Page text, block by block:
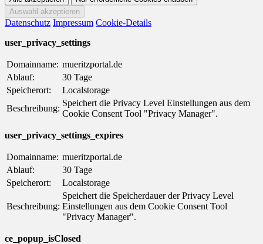
Datenschutz Impressum Cookie-Details
user_privacy_settings
Domainname: mueritzportal.de
Ablauf:
30 Tage
Speicherort:
Localstorage
Beschreibung:
Speichert die Privacy Level Einstellungen aus dem
Cookie Consent Tool "Privacy Manager".
user_privacy_settings_expires
Domainname: mueritzportal.de
Ablauf:
30 Tage
Speicherort:
Localstorage
Beschreibung:
Speichert die Speicherdauer der Privacy Level
Einstellungen aus dem Cookie Consent Tool
"Privacy Manager".
ce_popup_isClosed